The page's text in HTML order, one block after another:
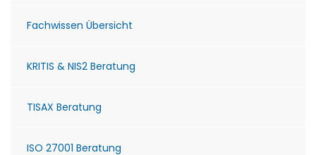
Fachwissen Übersicht
KRITIS & NIS2 Beratung
TISAX Beratung
ISO 27001 Beratung